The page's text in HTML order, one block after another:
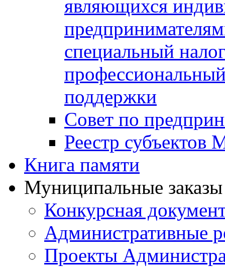
являющихся
специальный
поддержки
Совет по
Реестр
Книга памяти
Муниципальные
Конкурсная
Административные
Проекты